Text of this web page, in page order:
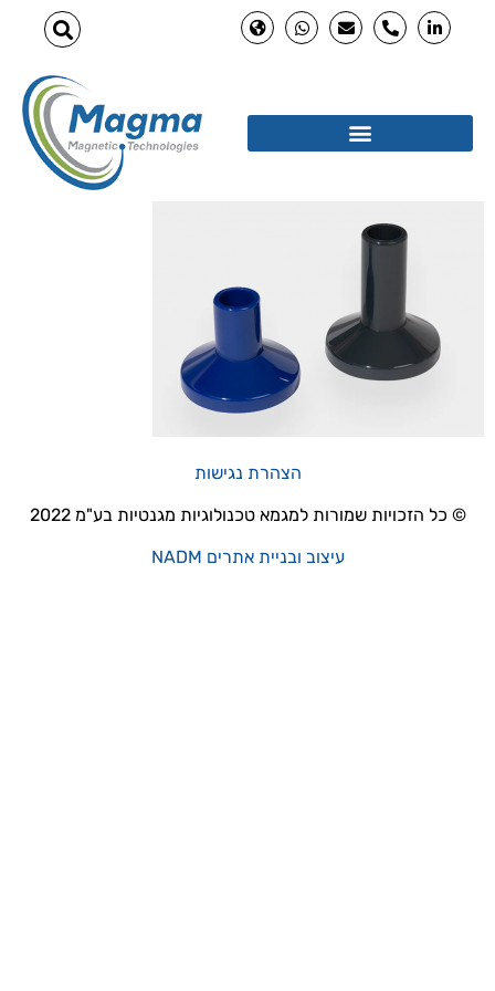
הצהרת נגישות
© כל הזכויות שמורות למגמא טכנולוגיות מגנטיות בע"מ 2022
עיצוב ובניית אתרים NADM